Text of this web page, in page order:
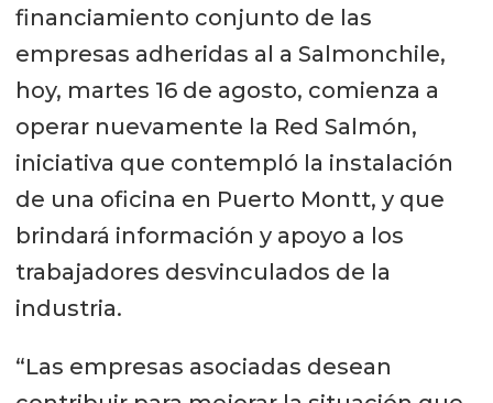
financiamiento conjunto de las
empresas adheridas al a Salmonchile,
hoy, martes 16 de agosto, comienza a
operar nuevamente la Red Salmón,
iniciativa que contempló la instalación
de una oficina en Puerto Montt, y que
brindará información y apoyo a los
trabajadores desvinculados de la
industria.
“Las empresas asociadas desean